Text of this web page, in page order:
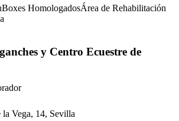
Boxes HomologadosÁrea de Rehabilitación
y Centro Ecuestre de
la Vega, 14, Sevilla